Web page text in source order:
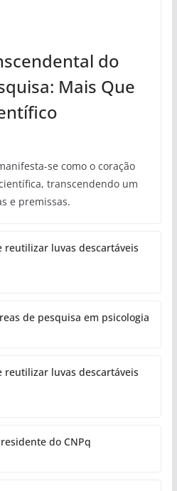
do
Mais Que
se como o coração
transcendendo um
e premissas.
reutilizar luvas descartáveis
de pesquisa em psicologia
reutilizar luvas descartáveis
do CNPq